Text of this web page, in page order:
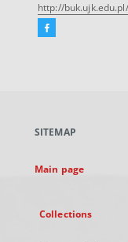
http://buk.ujk.edu.pl/
Facebook
new
SITEMAP
Main page
Collections